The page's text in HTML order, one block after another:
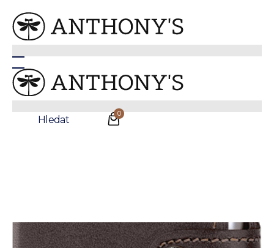
Hledat
0
Anthonys / Doplňky / Peněženky
Kožená peněženka Secrid v tmavě hnědé barvě